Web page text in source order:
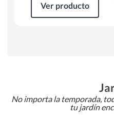
Ver producto
No importa la temporada,
tu jardín